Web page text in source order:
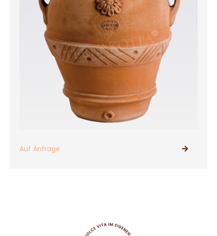
Auf Anfrage
PRODUKTE ANSEHEN